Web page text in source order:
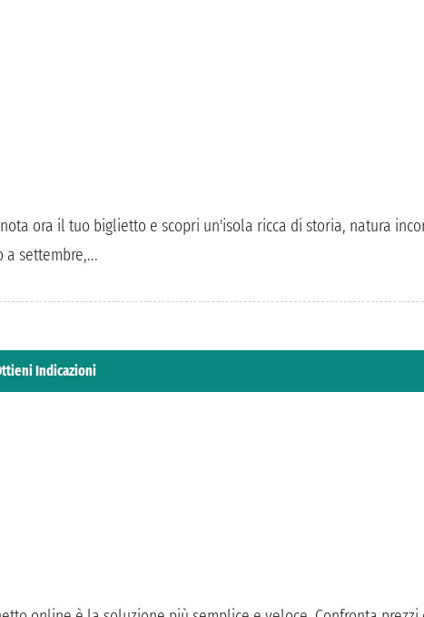
ora il tuo biglietto e scopri un'isola ricca di storia, natura
a settembre,...
Indicazioni